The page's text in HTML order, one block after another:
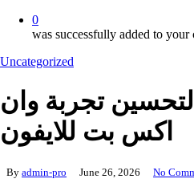
0
was successfully added to your
Uncategorized
لتحسين تجربة وان
اكس بت للايفون
By admin-pro June 26, 2026 No